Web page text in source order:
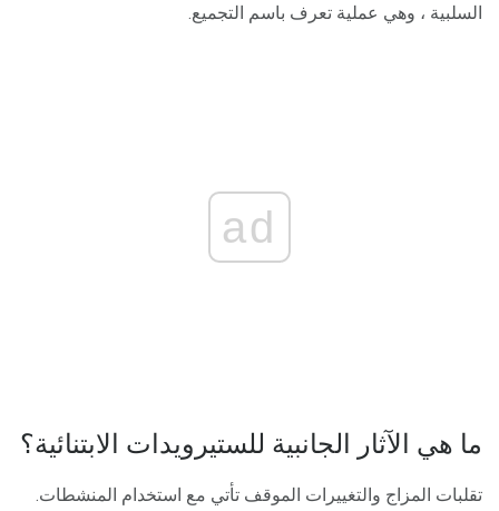
السلبية ، وهي عملية تعرف باسم التجميع.
ad
ما هي الآثار الجانبية للستيرويدات الابتنائية؟
تقلبات المزاج والتغييرات الموقف تأتي مع استخدام المنشطات.